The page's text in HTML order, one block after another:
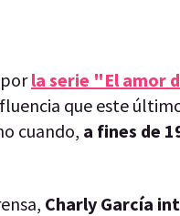
la serie "El amor
que este
cuando, a fines de
Charly García